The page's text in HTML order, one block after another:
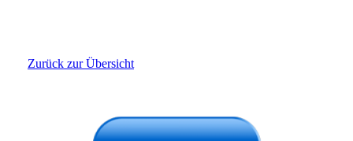
Zurück zur Übersicht